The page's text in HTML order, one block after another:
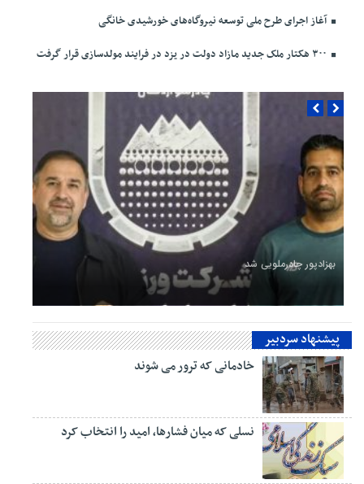
آغاز اجرای طرح ملی توسعه نیروگاه‌های خورشیدی خانگی
بهزادپور چادرملویی شد
پیشنهاد سردبیر
خادمانی که ترور می شوند
نسلی که میان فشارها، امید را انتخاب کرد